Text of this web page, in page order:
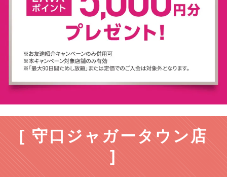
[ 守口ジャガータウン店
]